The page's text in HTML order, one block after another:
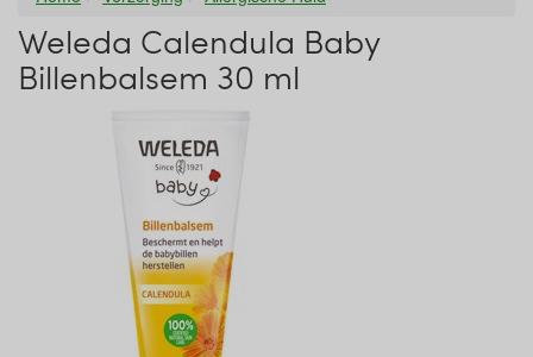
Weleda Calendula Baby
Billenbalsem 30 ml